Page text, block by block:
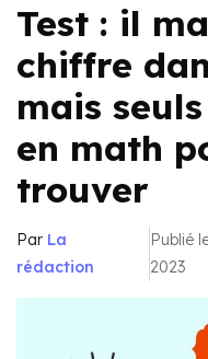
Test : il
chiffre
mais
en math
trouver
Par La
rédaction
Publié
2023